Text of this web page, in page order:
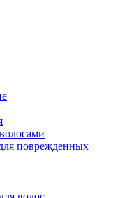
поврежденных